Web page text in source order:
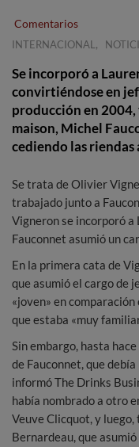
Comentarios
INTERNACIONAL ,
Se incorporó a
convirtiéndose en
producción en 2004,
maison, Michel
cediendo las
Se trata de Olivier
trabajado junto a
Vigneron se incorporó
Fauconnet asumió un
En la primera cata de
que asumió el cargo de
«joven» en
que estaba «muy
Sin embargo, hasta
de Fauconnet, que
informó The Drinks
había nombrado a otro
Veuve Clicquot, y
Bernardeau, que